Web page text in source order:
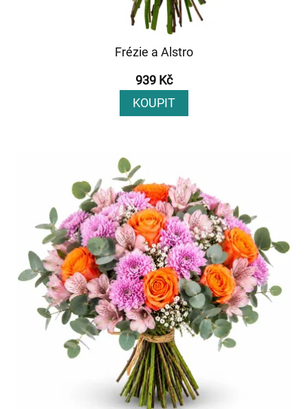
Frézie a Alstro
939 Kč
KOUPIT